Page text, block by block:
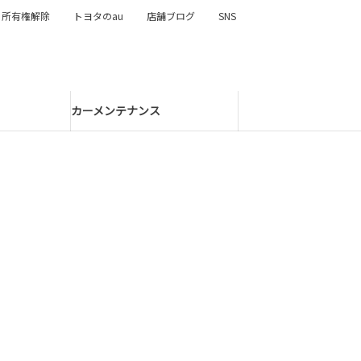
カーメンテナンス
所有権解除 トヨタのau 店舗ブログ SNS